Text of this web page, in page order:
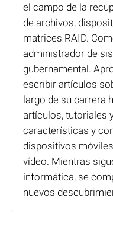
el campo de la
de archivos,
matrices RAID.
administrador de
gubernamental.
escribir artículos
largo de su carrera
artículos, tutoriales
características y
dispositivos
vídeo. Mientras
informática, se
nuevos